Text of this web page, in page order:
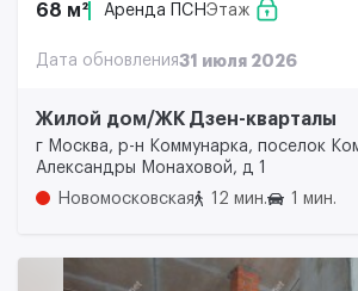
68 м² Аренда ПСНЭтаж
Дата обновления31 июля 2026
Жилой дом/ЖК Дзен-кварталы
г Москва, р-н Коммунарка, поселок
Александры Монаховой, д 1
Новомосковская
12 мин. 1 мин.